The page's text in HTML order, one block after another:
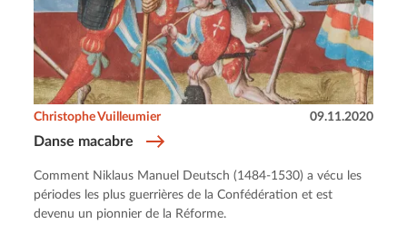
Danse macabre
Christophe Vuilleumier 09.11.2020
Comment Niklaus Manuel Deutsch (1484-1530) a vécu les
périodes les plus guerrières de la Confédération et est
devenu un pionnier de la Réforme.